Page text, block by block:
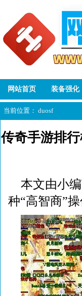
网站首页 装备强化
当前位置： duosf
传奇手游排
本文由小
种“高智商”